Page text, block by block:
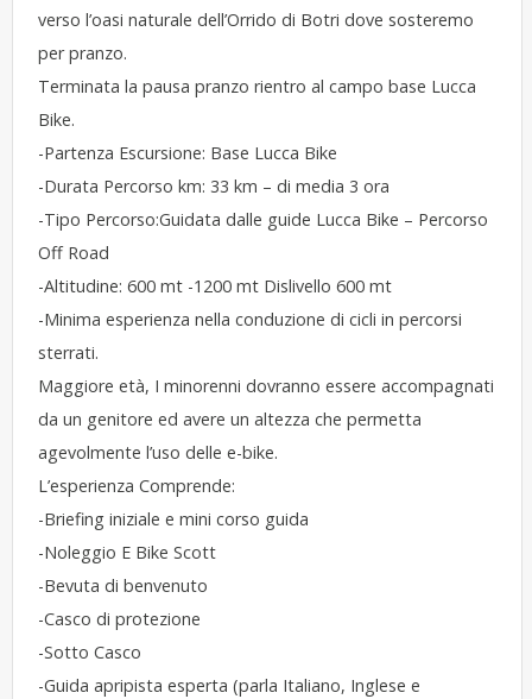
verso l’oasi naturale dell’Orrido di Botri dove sosteremo
per pranzo.
Terminata la pausa pranzo rientro al campo base Lucca
Bike.
-Partenza Escursione: Base Lucca Bike
-Durata Percorso km: 33 km – di media 3 ora
-Tipo Percorso:Guidata dalle guide Lucca Bike – Percorso
Off Road
-Altitudine: 600 mt -1200 mt Dislivello 600 mt
-Minima esperienza nella conduzione di cicli in percorsi
sterrati.
Maggiore età, I minorenni dovranno essere accompagnati
da un genitore ed avere un altezza che permetta
agevolmente l’uso delle e-bike.
​​L’esperienza Comprende:
-Briefing iniziale e mini corso guida
-Noleggio E Bike Scott
-Bevuta di benvenuto
-Casco di protezione
-Sotto Casco
-Guida apripista esperta (parla Italiano, Inglese e